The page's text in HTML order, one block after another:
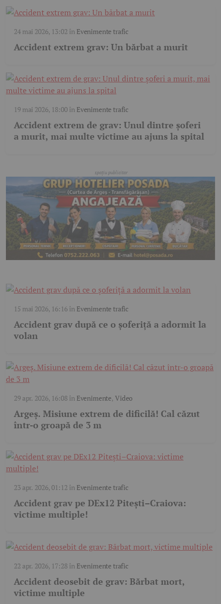
24 mai 2026, 13:02 în Evenimente trafic
Accident extrem grav: Un bărbat a murit
19 mai 2026, 18:00în Evenimente trafic
Accident extrem de grav: Unul dintre șoferi
a murit, mai multe victime au ajuns la spital
15 mai 2026, 16:16în Evenimente trafic
Accident grav după ce o șoferiță a adormit la
volan
29 apr. 2026, 16:08în Evenimente,Video
Argeș. Misiune extrem de dificilă! Cal căzut
într-o groapă de 3 m
23 apr. 2026, 01:12 în Evenimente trafic
Accident grav pe DEx12 Pitești–Craiova:
victime multiple!
22 apr. 2026, 17:28în Evenimente trafic
Accident deosebit de grav: Bărbat mort,
victime multiple